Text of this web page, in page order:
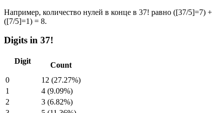
Например, количество нулей в конце в 37! равно ([37/5]=7) +
([7/5]=1) = 8.
Digits in 37!
Digit
Count
0
12 (27.27%)
1
4 (9.09%)
2
3 (6.82%)